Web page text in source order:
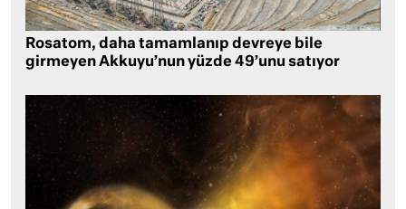
Rosatom, daha tamamlanıp devreye bile
girmeyen Akkuyu’nun yüzde 49’unu satıyor